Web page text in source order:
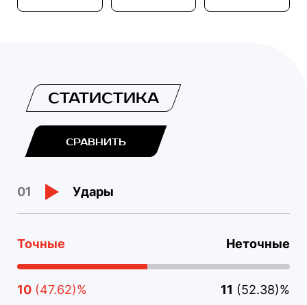
СТАТИСТИКА
СРАВНИТЬ
01 Удары
Точные Неточные
10 (47.62)% 11 (52.38)%